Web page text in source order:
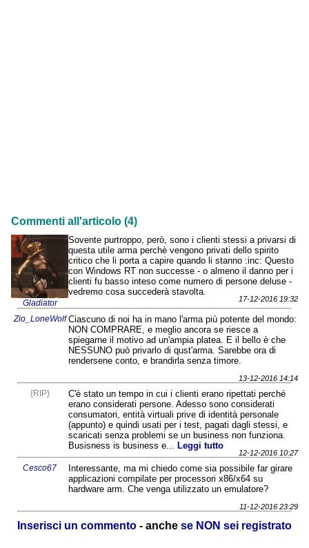
Commenti all'articolo (4)
Gladiator
Sovente purtroppo, però, sono i clienti stessi a privarsi di
questa utile arma perchè vengono privati dello spirito
critico che li porta a capire quando li stanno :inc: Questo
con Windows RT non successe - o almeno il danno per i
clienti fu basso inteso come numero di persone deluse -
vedremo cosa succederà stavolta.
17-12-2016 19:32
Zio_LoneWolf Ciascuno di noi ha in mano l'arma più potente del mondo:
NON COMPRARE, e meglio ancora se riesce a
spiegarne il motivo ad un'ampia platea. E il bello è che
NESSUNO può privarlo di qust'arma. Sarebbe ora di
rendersene conto, e brandirla senza timore.
13-12-2016 14:14
{RIP}
C'è stato un tempo in cui i clienti erano ripettati perché
erano considerati persone. Adesso sono considerati
consumatori, entità virtuali prive di identità personale
(appunto) e quindi usati per i test, pagati dagli stessi, e
scaricati senza problemi se un business non funziona.
Busisness is business e...Leggi tutto
12-12-2016 10:27
Cesco67
Interessante, ma mi chiedo come sia possibile far girare
applicazioni compilate per processori x86/x64 su
hardware arm. Che venga utilizzato un emulatore?
11-12-2016 23:29
Inserisci un commento - anche se NON sei registrato